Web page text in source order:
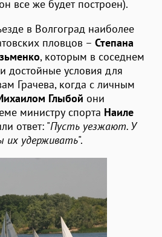
все же будет построен).
в Волгоград наиболее
пловцов – Степана
, которым в соседнем
достойные условия для
Грачева, когда с личным
Глыбой они
министру спорта Наиле
ответ: "Пусть уезжают. У
их удерживать".